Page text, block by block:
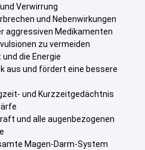
Verwirrung
und Nebenwirkungen
aggressiven Medikamenten
zu vermeiden
die Energie
aus und fördert eine bessere
und Kurzzeitgedächtnis
und alle augenbezogenen
Magen-Darm-System